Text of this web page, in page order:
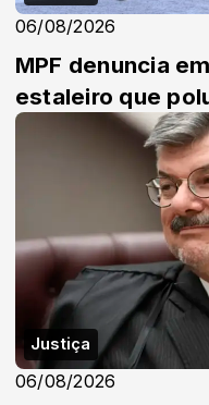
06/08/2026
MPF denuncia
estaleiro que
Justiça
06/08/2026